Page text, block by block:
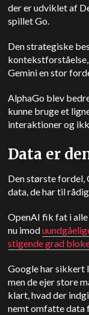
der er udviklet af
spillet Go.
Den strategiske
Gemini en stor
AlphaGo blev
kunne bruge et
interaktioner og
Data er
Den største fordel,
data, de har til
OpenAI fik fat i
nu imod
stigende grad
Google har sikkert
men de ejer store
klart, hvad der
nemt omfatte data